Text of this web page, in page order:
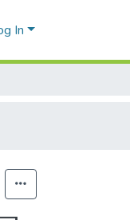
In